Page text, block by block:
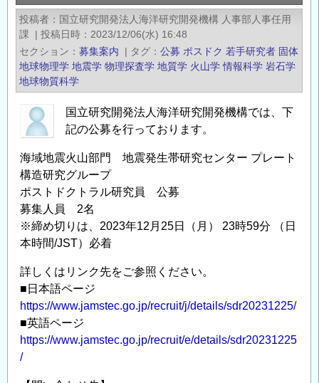
究
グ
ル
ー
プ
ポ
ス
ク
ト
ラ
ル
研
員
公
募
情
報
人
海
洋
研
究
開
発
技
術
研
究
開
部
門
船
舶
DX
節
投稿者
国立研究開発法人海洋研究開発機構 人事部人事任用
課
| 投稿日時
2023/12/06(水) 16:48
セクション
募集案内 | タグ 公募 ポスドク 若手研究者 固体
地球物理学 地震学 物理探査学 地質学 火山学 情報科学 岩石学
地球物質科学
国立研究開発法人海洋研究開発機構では、下
記の公募を行っております。
海域地震火山部門 地震発生帯研究センター プレート
構造研究グループ
ポストドクトラル研究員 公募
募集人員 2名
※締め切りは、2023年12月25日（月） 23時59分 （日
本時間/JST）必着
詳しくはリンク先をご参照ください。
■日本語ページ
https://www.jamstec.go.jp/recruit/j/details/sdr20231225/
■英語ページ
https://www.jamstec.go.jp/recruit/e/details/sdr20231225
/